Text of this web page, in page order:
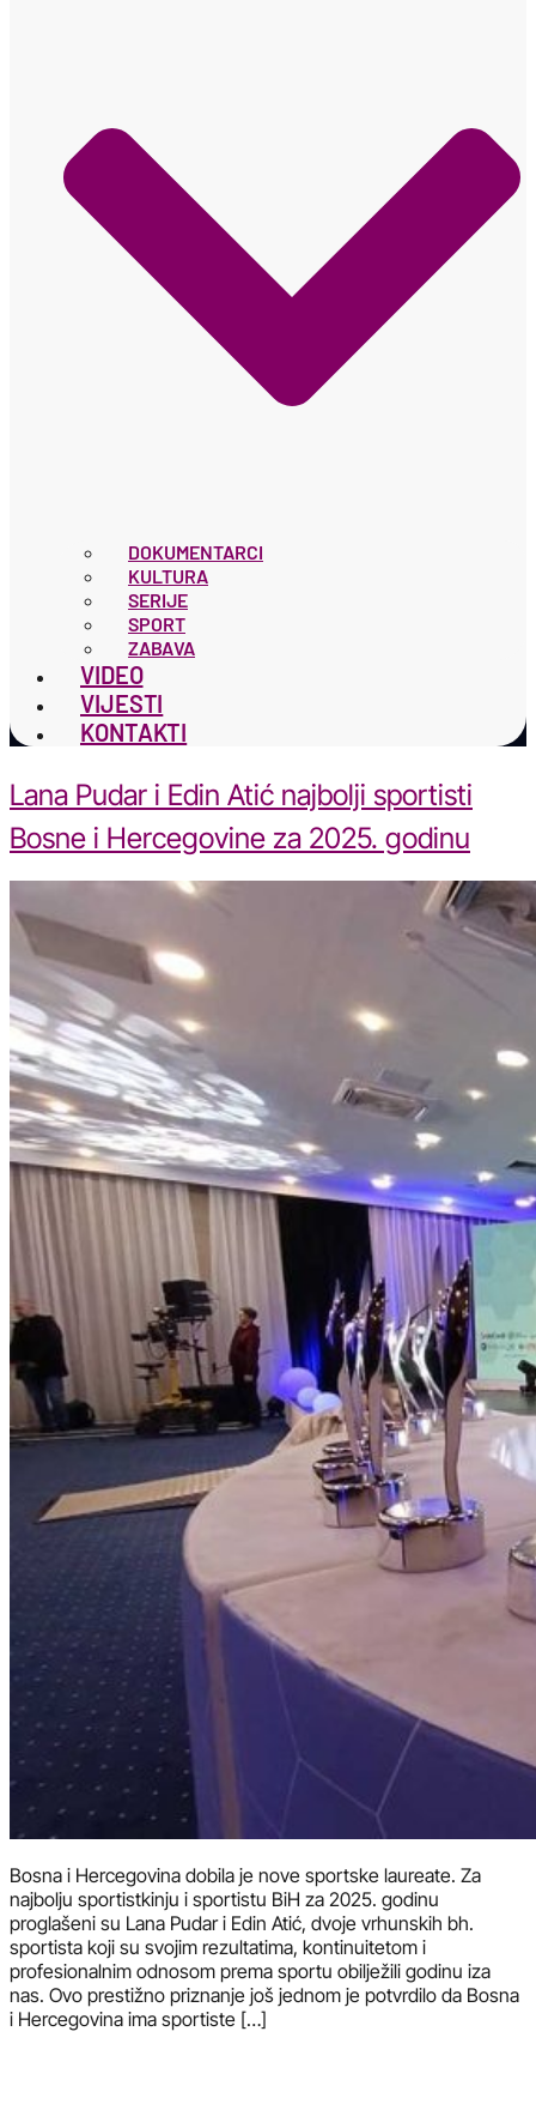
DOKUMENTARCI
KULTURA
SERIJE
SPORT
ZABAVA
VIDEO
VIJESTI
KONTAKTI
Lana Pudar i Edin Atić najbolji sportisti
Bosne i Hercegovine za 2025. godinu
Bosna i Hercegovina dobila je nove sportske laureate. Za
najbolju sportistkinju i sportistu BiH za 2025. godinu
proglašeni su Lana Pudar i Edin Atić, dvoje vrhunskih bh.
sportista koji su svojim rezultatima, kontinuitetom i
profesionalnim odnosom prema sportu obilježili godinu iza
nas. Ovo prestižno priznanje još jednom je potvrdilo da Bosna
i Hercegovina ima sportiste […]